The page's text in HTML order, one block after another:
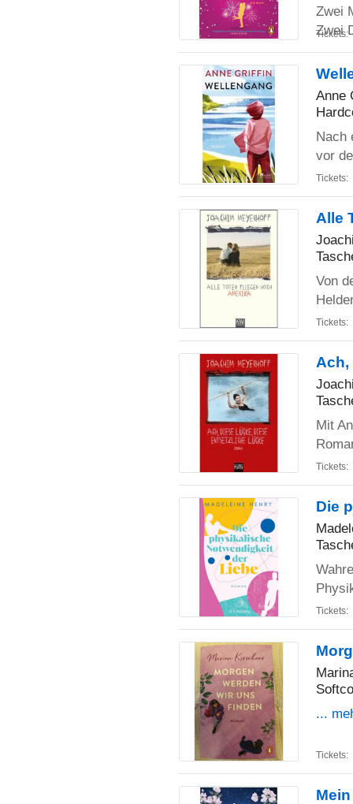
Zwei
Zwei
Tickets:
Anne
Nach
vor
Tickets:
Alle
Von
Tickets:
Ach,
Mit
Tickets:
Die
Tickets:
...
Tickets: